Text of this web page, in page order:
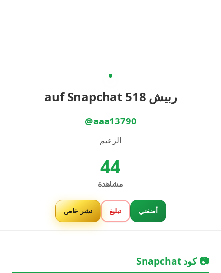
ربيش 518 auf Snapchat
@aaa13790
الزعيم
44
مشاهدة
أضفني تبليغ نشر خاص
📷 كود Snapchat